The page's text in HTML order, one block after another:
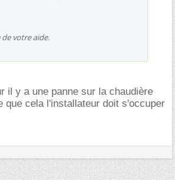
votre aide.
il y a une panne sur la chaudière
que cela l'installateur doit s'occuper